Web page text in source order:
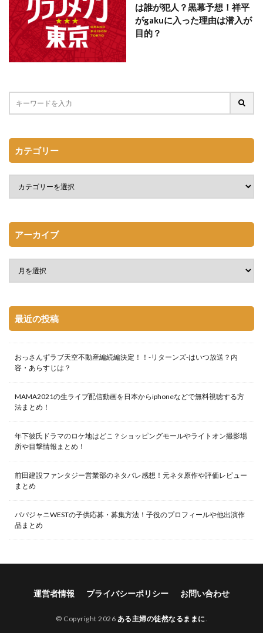
は誰が犯人？黒幕予想！祥平
がgakuに入った理由は潜入が
目的？
カテゴリー
アーカイブ
最近の投稿
おっさんずラブ天空不動産編続編決定！！-リターンズ-はいつ放送？内
容・あらすじは？
MAMA2021の生ライブ配信動画を日本からiphoneなどで無料視聴する方
法まとめ！
年下彼氏ドラマのロケ地はどこ？ショッピングモールやライトオン撮影場
所や目撃情報まとめ！
前田建設ファンタジー営業部のネタバレ感想！元ネタ原作や評価レビュー
まとめ
パパジャニWESTの子供応募・募集方法！子役のプロフィールや他出演作
品まとめ
運営者情報 プライバシーポリシー お問い合わせ
© Copyright 2026 ある主婦の徒然なるままに.